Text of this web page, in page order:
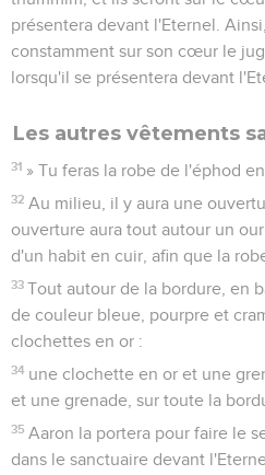
présentera devant l'Eternel.
constamment sur son cœur le
lorsqu'il se présentera devant
Les autres vêtements
31 » Tu feras la robe de l'éphod
32 Au milieu, il y aura une
ouverture aura tout autour un
d'un habit en cuir, afin que la
33 Tout autour de la bordure, en
de couleur bleue, pourpre et
clochettes en or :
34 une clochette en or et une
et une grenade, sur toute la
35 Aaron la portera pour faire le
dans le sanctuaire devant